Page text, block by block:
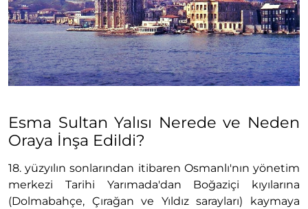
Esma Sultan Yalısı Nerede ve Neden
Oraya İnşa Edildi?
18. yüzyılın sonlarından itibaren Osmanlı'nın yönetim
merkezi Tarihi Yarımada'dan Boğaziçi kıyılarına
(Dolmabahçe, Çırağan ve Yıldız sarayları) kaymaya